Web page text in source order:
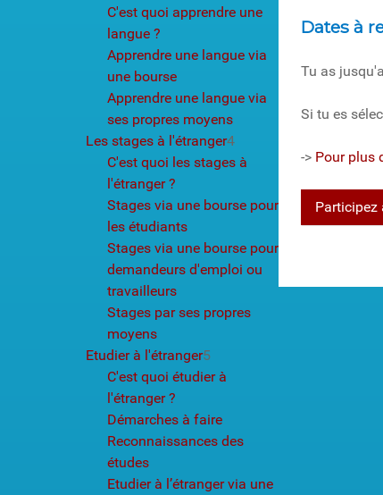
C'est quoi apprendre une
langue ?
Apprendre une langue via
une bourse
Apprendre une langue via
ses propres moyens
Les stages à l'étranger4
C'est quoi les stages à
l'étranger ?
Stages via une bourse pour
les étudiants
Stages via une bourse pour
demandeurs d'emploi ou
travailleurs
Stages par ses propres
moyens
Etudier à l'étranger5
C'est quoi étudier à
l'étranger ?
Démarches à faire
Reconnaissances des
études
Etudier à l’étranger via une
Dates à
Tu as
Si tu es
-> Pour plus
Participez